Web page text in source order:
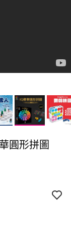
圓形拼圖